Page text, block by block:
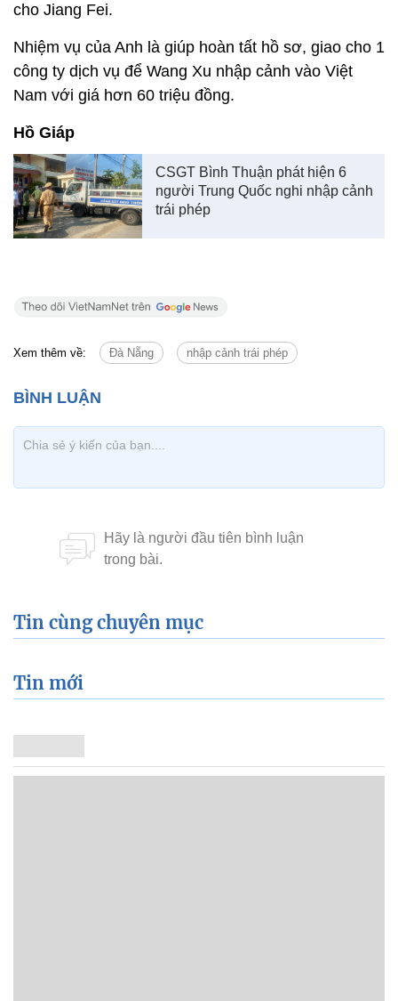
cho Jiang Fei.
Nhiệm vụ của Anh là giúp hoàn tất hồ sơ, giao cho 1
công ty dịch vụ để Wang Xu nhập cảnh vào Việt
Nam với giá hơn 60 triệu đồng.
Hồ Giáp
CSGT Bình Thuận phát hiện 6
người Trung Quốc nghi nhập cảnh
trái phép
Xem thêm về: Đà Nẵng nhập cảnh trái phép
Tin cùng chuyên mục
Tin mới